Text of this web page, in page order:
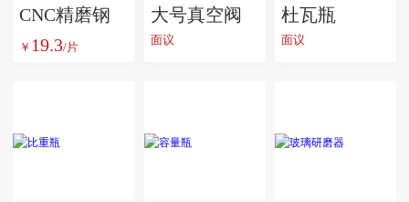
CNC精磨钢
化玻璃 智能
家居用 按需
￥ 19.3/片
大号真空阀
面议
杜瓦瓶
面议